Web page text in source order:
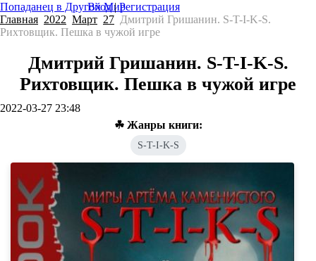
Попаданец в Другой Мир
Вход|Регистрация
Главная 2022 Март 27 Дмитрий Гришанин. S-T-I-K-S.
Рихтовщик. Пешка в чужой игре
Дмитрий Гришанин. S-T-I-K-S.
Рихтовщик. Пешка в чужой игре
2022-03-27 23:48
☘ Жанры книги:
S-T-I-K-S